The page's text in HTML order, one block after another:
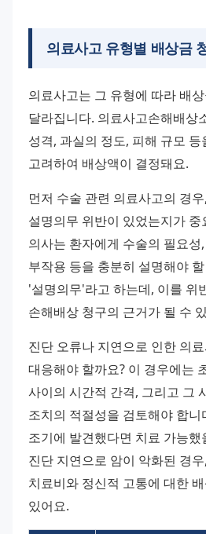
의료사고 유형별 배상금
의료사고는 그 유형에 따라 배
달라집니다. 의료사고손해배상
성격, 과실의 정도, 피해 규모
고려하여 배상액이 결정돼요.
먼저 수술 관련 의료사고의 경
설명의무 위반이 있었는지가
의사는 환자에게 수술의 필요성
부작용 등을 충분히 설명해야
'설명의무'라고 하는데, 이를 위
손해배상 청구의 근거가 될 수
진단 오류나 지연으로 인한 의
대응해야 할까요? 이 경우에는
사이의 시간적 간격, 그리고 그
조치의 적절성을 검토해야 합니
조기에 발견했다면 치료 가능했
진단 지연으로 암이 악화된 경
치료비와 정신적 고통에 대한
있어요.